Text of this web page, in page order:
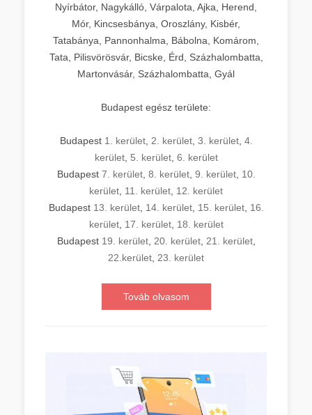
Nyírbátor, Nagykálló, Várpalota, Ajka, Herend,
Mór, Kincsesbánya, Oroszlány, Kisbér,
Tatabánya, Pannonhalma, Bábolna, Komárom,
Tata, Pilisvörösvár, Bicske, Érd, Százhalombatta,
Martonvásár, Százhalombatta, Gyál
Budapest egész területe:
Budapest 1. kerület, 2. kerület, 3. kerület, 4.
kerület, 5. kerület, 6. kerület
Budapest 7. kerület, 8. kerület, 9. kerület, 10.
kerület 11. kerület 12. kerület
Budapest 13. kerület, 14. kerület, 15. kerület, 16.
kerület, 17. kerület, 18. kerület
Budapest 19. kerület, 20. kerület, 21. kerület,
22.kerület 23. kerület
Továb olvasom